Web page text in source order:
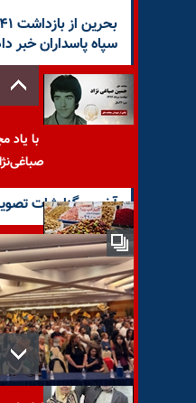
سپاه پاسداران خبر
با
هشدار
نسبت به
آخرین گزارشات